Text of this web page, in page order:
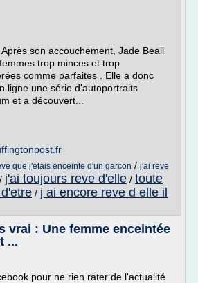
son accouchement, Jade Beall
trop minces et trop
comme parfaites . Elle a donc
ligne une série d'autoportraits
et a découvert...
que j'etais enceinte d'un garcon / j'ai reve
/ j'ai toujours reve d'elle / toute
/ j ai encore reve d elle il
vrai : Une femme enceintée
...
pour ne rien rater de l'actualité